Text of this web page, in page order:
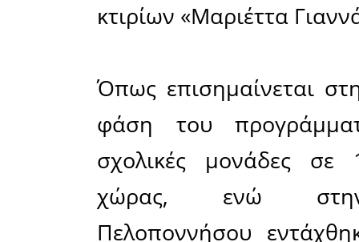
Facebook
Ερωτήματα
Ερώτηση